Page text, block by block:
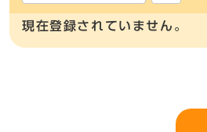
現在登録されていません。